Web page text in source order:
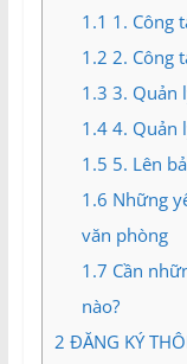
1.1 1. Công
1.2 2. Công
1.3 3. Quản
1.44. Quản
1.5 5. Lên
1.6 Những
văn phòng
1.7 Cần
nào?
2 ĐĂNG KÝ